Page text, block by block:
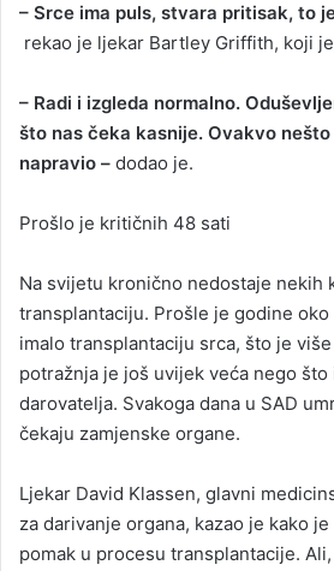
– Srce ima puls, stvara pritisak, to
rekao je ljekar Bartley Griffith, koji
– Radi i izgleda normalno.
što nas čeka kasnije. Ovakvo
napravio – dodao je.
Prošlo je kritičnih 48 sati
Na svijetu kronično nedostaje nekih
transplantaciju. Prošle je godine oko
imalo transplantaciju srca, što je
potražnja je još uvijek veća nego što
darovatelja. Svakoga dana u SAD
čekaju zamjenske organe.
Ljekar David Klassen, glavni
za darivanje organa, kazao je kako
pomak u procesu transplantacije.